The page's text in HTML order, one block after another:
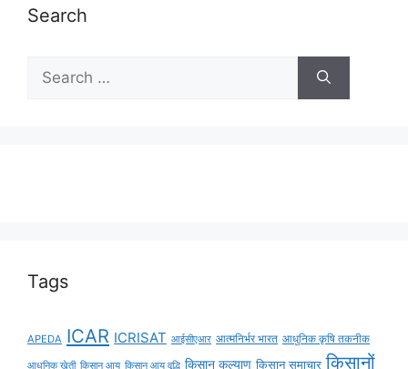
Search
Tags
APEDA ICAR ICRISAT आईसीएआर आत्मनिर्भर भारत आधुनिक कृषि तकनीक
आधुनिक खेती किसान आय किसान आय वृद्धि किसान कल्याण किसान समाचार किसानों